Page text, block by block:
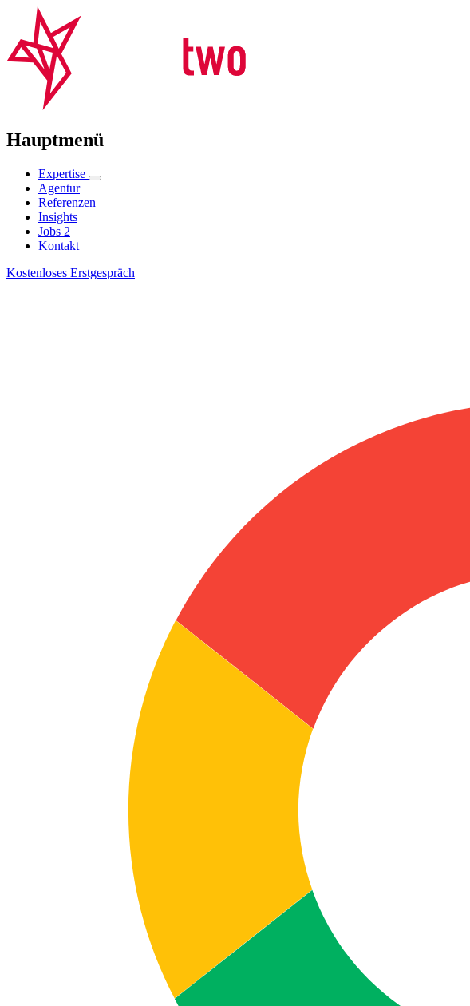
Hauptmenü
Expertise
Agentur
Referenzen
Insights
Jobs 2
Kontakt
Kostenloses Erstgespräch